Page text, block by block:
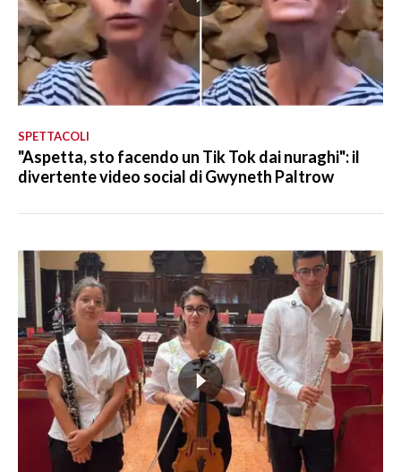
SPETTACOLI
"Aspetta, sto facendo un Tik Tok dai nuraghi": il
divertente video social di Gwyneth Paltrow